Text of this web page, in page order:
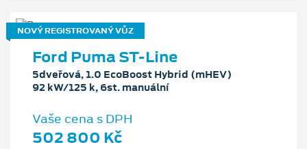
NOVÝ REGISTROVANÝ VŮZ
Ford Puma ST-Line
5dveřová, 1.0 EcoBoost Hybrid (mHEV)
92 kW/125 k, 6st. manuální
Vaše cena s DPH
502 800 Kč